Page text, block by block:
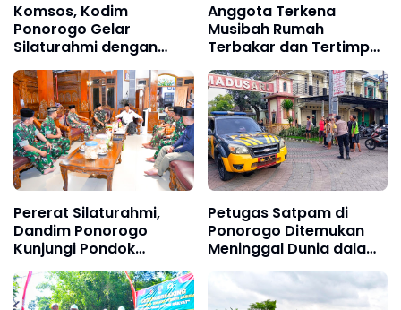
Komsos, Kodim
Ponorogo Gelar
Silaturahmi dengan
Elemen Masyarakat
Anggota Terkena
Musibah Rumah
Terbakar dan Tertimpa
Pohon, Dandim
Ponorogo Cepat
Tanggap Berikan
Bantuan
Pererat Silaturahmi,
Dandim Ponorogo
Kunjungi Pondok
Pesantren Al-Iman
Petugas Satpam di
Ponorogo Ditemukan
Meninggal Dunia dalam
Pos, Diduga Kena
Serangan Jantung